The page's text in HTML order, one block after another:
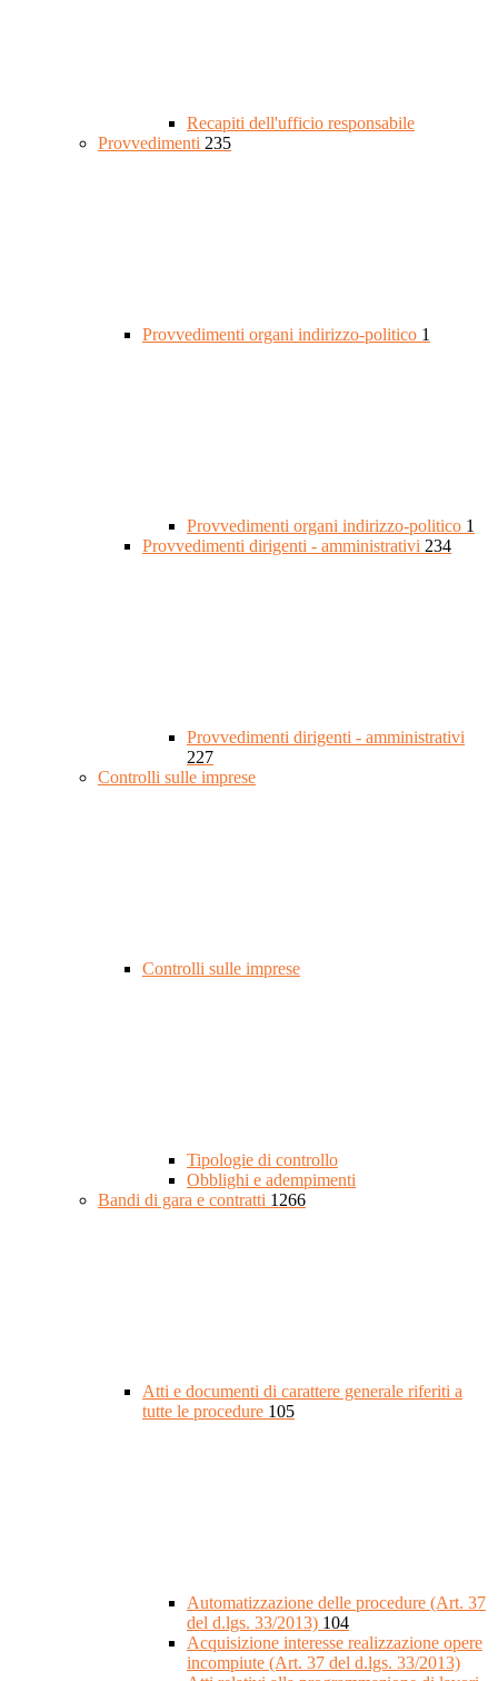
Recapiti dell'ufficio responsabile
Provvedimenti 235
Provvedimenti organi indirizzo-politico 1
Provvedimenti organi indirizzo-politico 1
Provvedimenti dirigenti - amministrativi 234
Provvedimenti dirigenti - amministrativi
227
Controlli sulle imprese
Controlli sulle imprese
Tipologie di controllo
Obblighi e adempimenti
Bandi di gara e contratti 1266
Atti e documenti di carattere generale riferiti a
tutte le procedure 105
Automatizzazione delle procedure (Art. 37
del d.lgs. 33/2013) 104
Acquisizione interesse realizzazione opere
incompiute (Art. 37 del d.lgs. 33/2013)